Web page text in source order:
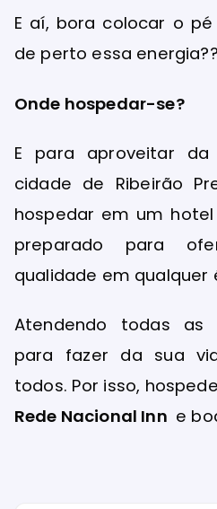
E aí, bora colocar o
de perto essa energia??
Onde hospedar-se?
E para aproveitar
cidade de Ribeirão
hospedar em um
preparado para
qualidade em qualquer
Atendendo todas as
para fazer da sua
todos. Por isso,
Rede Nacional Inn e